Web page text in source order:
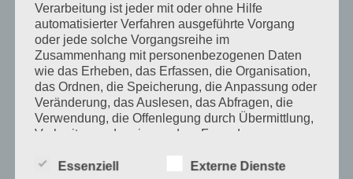
Mai 2020
April 2020
März 2020
Februar 2020
Januar 2020
Verarbeitung ist jeder mit oder ohne Hilfe
automatisierter Verfahren ausgeführte Vorgang
oder jede solche Vorgangsreihe im
Zusammenhang mit personenbezogenen Daten
wie das Erheben, das Erfassen, die Organisation,
das Ordnen, die Speicherung, die Anpassung oder
Veränderung, das Auslesen, das Abfragen, die
Verwendung, die Offenlegung durch Übermittlung,
Verbreitung oder eine andere Form der
die Einschränkung, das Löschen oder die
Essenziell Externe Dienste